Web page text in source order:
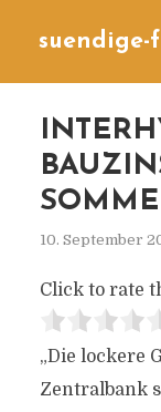
suendige-
10. September
Click to rate
„Die lockere
Zentralbank